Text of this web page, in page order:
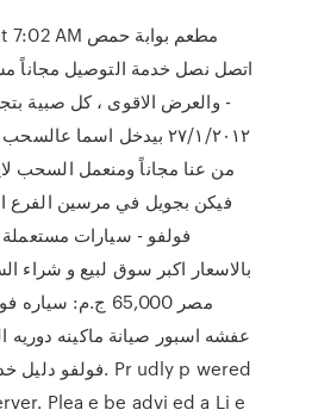
اتصل نصل خدمة التوصيل مجاناً
- والعرض الاقوى ، كل صبية
٢٧/١/٢٠١٢ بيدخل اسما
من عنا مجاناً ومنعمل السحب
فولفو - سيارات
بالاسعار اكبر سوق لبيع و شراء
عفشه اسبور صيانة ماكينه دوريه
Plea e be advi ed a Li e